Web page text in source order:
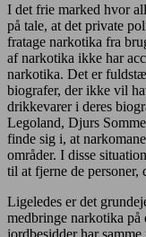
I det frie marked hvor
på tale, at det private
fratage narkotika fra
af narkotika ikke har
narkotika. Det er
biografer, der ikke vil
drikkevarer i deres
Legoland, Djurs
finde sig i, at
områder. I disse
til at fjerne de personer,
Ligeledes er det
medbringe narkotika på
jordbesidder har samme